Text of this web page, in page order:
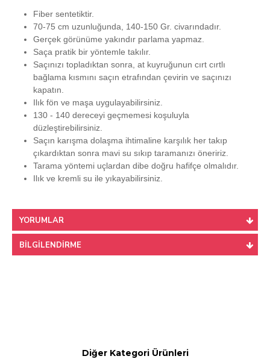
Fiber sentetiktir.
70-75 cm uzunluğunda, 140-150 Gr. civarındadır.
Gerçek görünüme yakındır parlama yapmaz.
Saça pratik bir yöntemle takılır.
Saçınızı topladıktan sonra, at kuyruğunun cırt cırtlı
bağlama kısmını saçın etrafından çevirin ve saçınızı
kapatın.
Ilık fön ve maşa uygulayabilirsiniz.
130 - 140 dereceyi geçmemesi koşuluyla
düzleştirebilirsiniz.
Saçın karışma dolaşma ihtimaline karşılık her takıp
çıkardıktan sonra mavi su sıkıp taramanızı öneririz.
Tarama yöntemi uçlardan dibe doğru hafifçe olmalıdır.
Ilık ve kremli su ile yıkayabilirsiniz.
YORUMLAR
BILGILENDIRME
Diğer Kategori Ürünleri